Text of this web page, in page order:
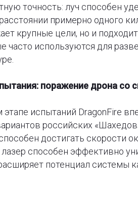
точность: луч способен
примерно одного
крупные цели, но и
часто используются для
поражение дрона со
испытаний DragonFire
российских
достигать скорости
лазер способен эффективно
потенциал системы